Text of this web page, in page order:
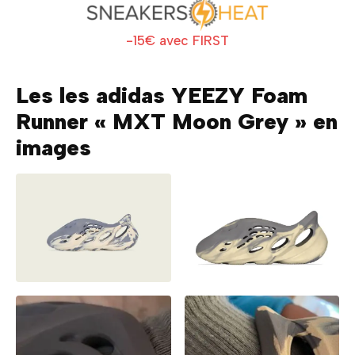
-15€ avec FIRST
Les les adidas YEEZY Foam
Runner « MXT Moon Grey » en
images